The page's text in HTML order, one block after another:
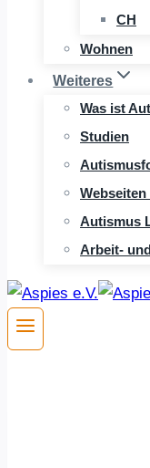
CH
Wohnen
Weiteres
Was ist
Studien
Autismus
Arbeit-